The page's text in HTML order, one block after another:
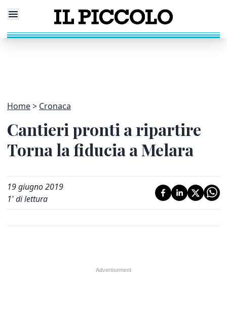
Home Cronaca
Cantieri pronti a ripartire
Torna la fiducia a Melara
19 giugno 2019
1' di lettura